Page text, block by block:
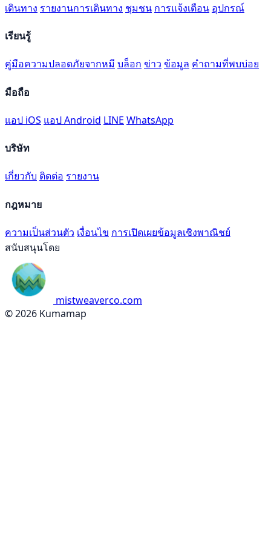
เดินทาง รายงานการเดินทาง ชุมชน การแจ้งเตือน อุปกรณ์
เรียนรู้
คู่มือความปลอดภัยจากหมี บล็อก ข่าว ข้อมูล คำถามที่พบบ่อย
มือถือ
แอป iOS แอป Android LINE WhatsApp
บริษัท
เกี่ยวกับ ติดต่อ รายงาน
กฎหมาย
ความเป็นส่วนตัว เงื่อนไข การเปิดเผยข้อมูลเชิงพาณิชย์
สนับสนุนโดย
mistweaverco.com
© 2026 Kumamap